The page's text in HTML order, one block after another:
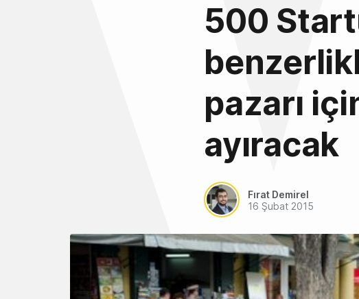
500
pazarı
ayıracak
Fırat Demirel
16 Şubat 2015